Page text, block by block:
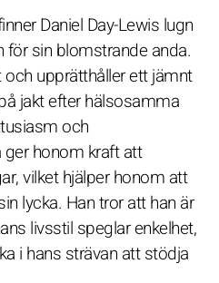
Daniel Day-Lewis lugn
sin blomstrande anda.
upprätthåller ett jämnt
jakt efter hälsosamma
och
honom kraft att
vilket hjälper honom att
lycka. Han tror att han är
livsstil speglar enkelhet,
i hans strävan att stödja